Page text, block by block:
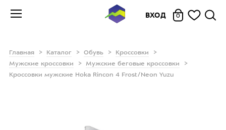
ВХОД 0
Главная Каталог Обувь
Кроссовки
Мужские кроссовки
Мужские беговые кроссовки
Кроссовки мужские Hoka Rincon 4 Frost/Neon Yuzu